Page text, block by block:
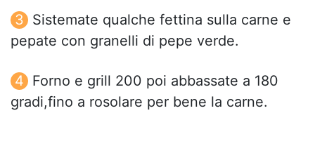
Sistemate qualche fettina sulla carne e
pepate con granelli di pepe verde.
Forno e grill 200 poi abbassate a 180
gradi,fino a rosolare per bene la carne.